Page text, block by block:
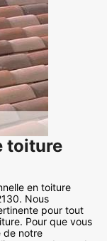
toiture
en toiture
Nous
pour tout
Pour que vous
de notre